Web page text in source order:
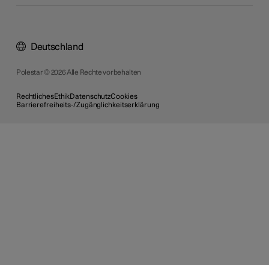
Polestar © 2026 Alle Rechte vorbehalten
RechtlichesEthikDatenschutzCookies
Barrierefreiheits-/Zugänglichkeitserklärung
Deutschland